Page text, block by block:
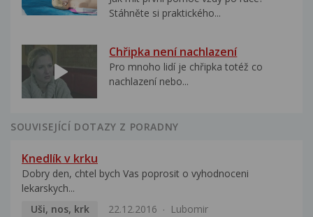
Stáhněte si praktického...
Chřipka není nachlazení
Pro mnoho lidí je chřipka totéž co
nachlazení nebo...
SOUVISEJÍCÍ DOTAZY Z PORADNY
Knedlík v krku
Dobry den, chtel bych Vas poprosit o vyhodnoceni
lekarskych...
Uši, nos, krk
22.12.2016 Lubomir